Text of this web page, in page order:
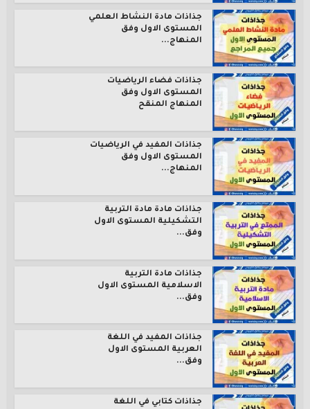
جذاذات مادة النشاط العلمي
المستوى الاول وفق
المنهاج...
جذاذات فضاء الرياضيات
المستوى الاول وفق
المنهاج المنقح
جذاذات المفيد في الرياضيات
المستوى الاول وفق
المنهاج...
جذاذات مادة مادة التربية
التشكيلية المستوى الاول
وفق...
جذاذات مادة التربية
الاسلامية المستوى الاول
وفق...
جذاذات المفيد في اللغة
العربية المستوى الاول
وفق...
جذاذات كتابي في اللغة